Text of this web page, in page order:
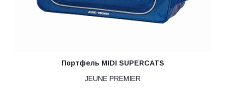
Портфель MIDI SUPERCATS
JEUNE PREMIER